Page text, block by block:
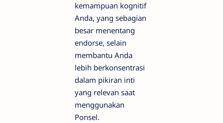
kemampuan kognitif
Anda, yang sebagian
besar menentang
endorse, selain
membantu Anda
lebih berkonsentrasi
dalam pikiran inti
yang relevan saat
menggunakan
Ponsel.